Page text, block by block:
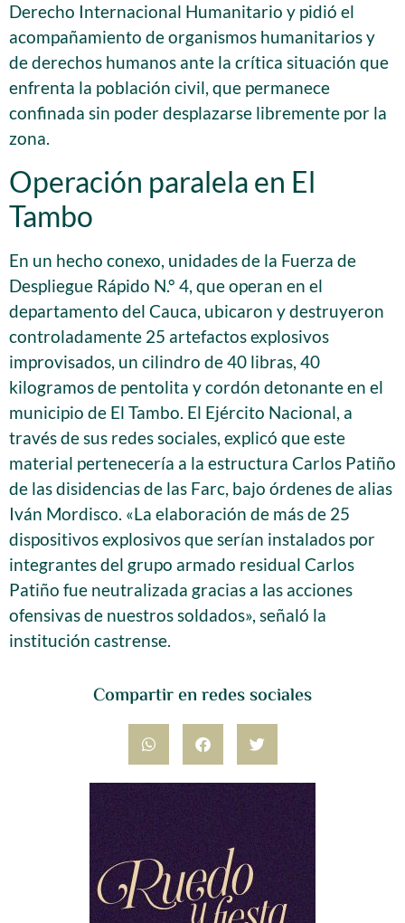
Compartir en redes sociales
Derecho Internacional Humanitario y pidió el
acompañamiento de organismos humanitarios y
de derechos humanos ante la crítica situación que
enfrenta la población civil, que permanece
confinada sin poder desplazarse libremente por la
zona.
Operación paralela en El
Tambo
En un hecho conexo, unidades de la Fuerza de
Despliegue Rápido N.° 4, que operan en el
departamento del Cauca, ubicaron y destruyeron
controladamente 25 artefactos explosivos
improvisados, un cilindro de 40 libras, 40
kilogramos de pentolita y cordón detonante en el
municipio de El Tambo. El Ejército Nacional, a
través de sus redes sociales, explicó que este
material pertenecería a la estructura Carlos Patiño
de las disidencias de las Farc, bajo órdenes de alias
Iván Mordisco. «La elaboración de más de 25
dispositivos explosivos que serían instalados por
integrantes del grupo armado residual Carlos
Patiño fue neutralizada gracias a las acciones
ofensivas de nuestros soldados», señaló la
institución castrense.